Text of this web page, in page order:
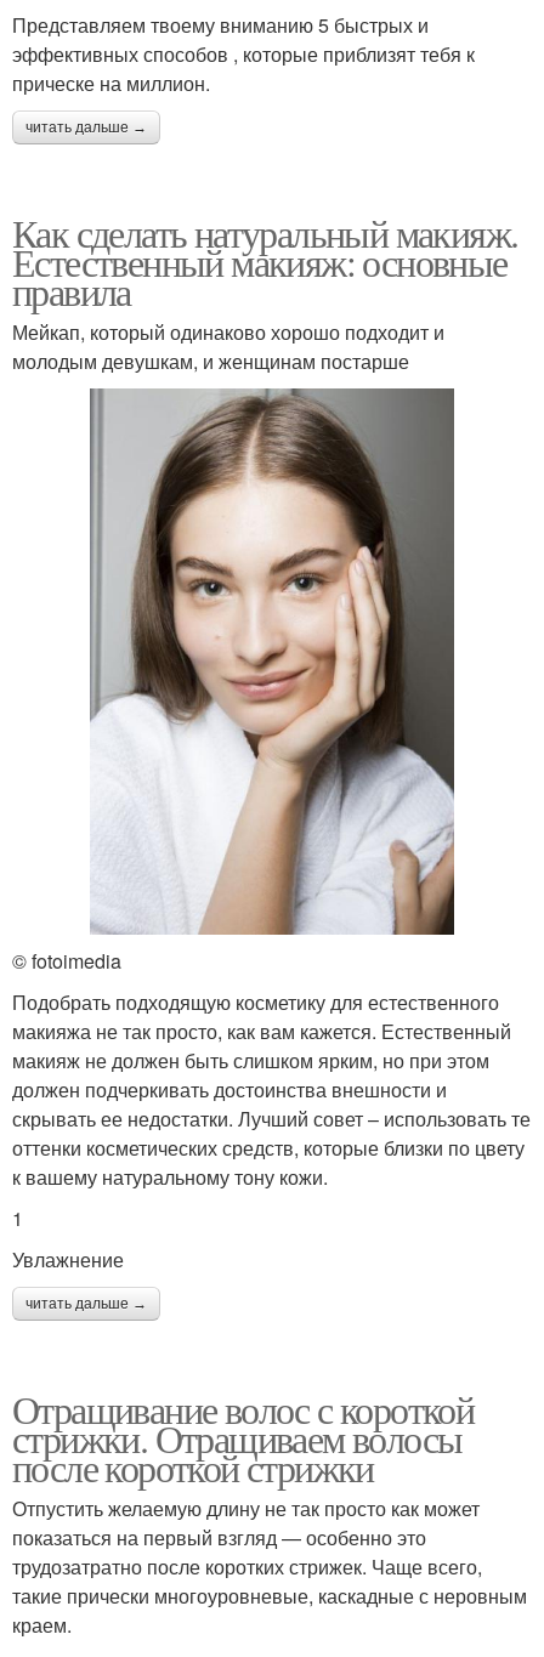
Представляем твоему вниманию 5 быстрых и
эффективных способов , которые приблизят тебя к
прическе на миллион.
читать дальше →
Как сделать натуральный макияж.
Естественный макияж: основные
правила
Мейкап, который одинаково хорошо подходит и
молодым девушкам, и женщинам постарше
© fotoimedia
Подобрать подходящую косметику для естественного
макияжа не так просто, как вам кажется. Естественный
макияж не должен быть слишком ярким, но при этом
должен подчеркивать достоинства внешности и
скрывать ее недостатки. Лучший совет – использовать те
оттенки косметических средств, которые близки по цвету
к вашему натуральному тону кожи.
1
Увлажнение
читать дальше →
Отращивание волос с короткой
стрижки. Отращиваем волосы
после короткой стрижки
Отпустить желаемую длину не так просто как может
показаться на первый взгляд — особенно это
трудозатратно после коротких стрижек. Чаще всего,
такие прически многоуровневые, каскадные с неровным
краем.